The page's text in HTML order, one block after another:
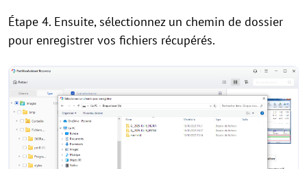
Étape 4. Ensuite, sélectionnez un chemin de dossier
pour enregistrer vos fichiers récupérés.